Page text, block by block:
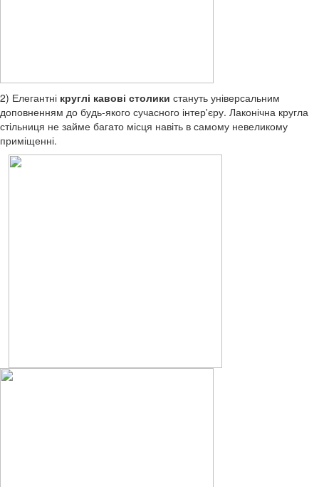
2) Елегантні круглі кавові столики стануть універсальним
доповненням до будь-якого сучасного інтер'єру. Лаконічна кругла
стільниця не займе багато місця навіть в самому невеликому
приміщенні.